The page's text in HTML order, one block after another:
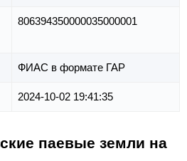
806394350000035000001
ФИАС в формате ГАР
2024-10-02 19:41:35
паевые земли на